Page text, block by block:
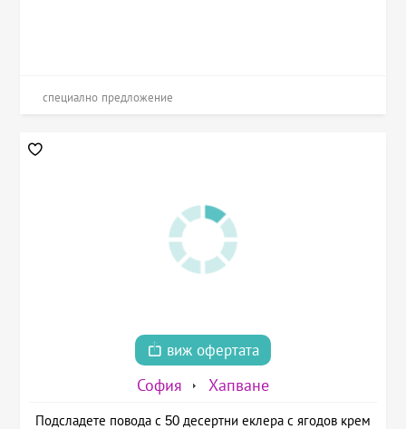
специално предложение
виж офертата
София Хапване
Подсладете повода с 50 десертни еклера с ягодов крем